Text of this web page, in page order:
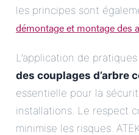
les principes sont
démontage et montage des
L’application de
des couplages d’arbre
essentielle pour la
installations. Le respect
minimise les risques.